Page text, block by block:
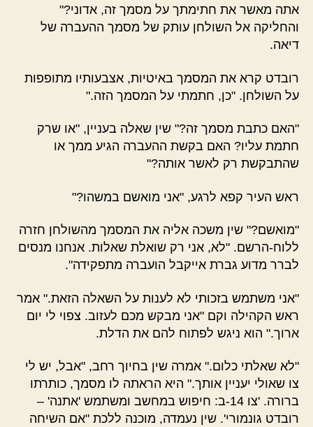
אתה מאשר את חתימתך על מסמך זה, אדוני?"
והחליקה אל השולחן עותק של מסמך ההעברה של
דיאה.
רובדט קרא את המסמך באיטיות, אצבעותיו מתופפות
על השולחן. "כן, חתמתי על המסמך הזה."
"האם כתבת מסמך זה?" שין שאלה בעניין, "או שרק
חתמת עליו? האם בקשת ההעברה הגיע ממך או
שהתבקשת רק לאשר אותה?"
ראש העיר קפא לרגע, "אני מואשם במשהו?"
"מואשם?" שין משכה אליה את המסמך מהשולחן חזרה
ללוח-הרשם. "לא, אני רק שואלת שאלות. אנחנו מנסים
לברר מדוע גברת אייקבל הועברה מתפקידה".
"אני משתמש בזכותי לא לענות על השאלה הזאת." אמר
ראש הקהילה וקם "אני מבקש מכם לעזוב. צפוי לי יום
ארוך." הוא ניגש לפתוח להם את הדלת.
"לא שאלתי כלום." אמרה שין בחיוך רחב, "אבל, יש לי
צו שאולי יעניין אותך." היא הראתה לו מסמך, כותרתו
ברורה. 'צו 14-ב: חיפוש במחשב ומשתמש 'אתנה' –
רובדט גונמורי'. שין נעמדה, מוכנה ללכת "אם השיחה